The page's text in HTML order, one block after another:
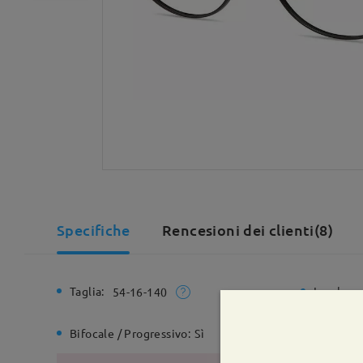
Specifiche Rencesioni dei clienti(8)
Taglia: 54-16-140
Bifocale / Progressivo: Sì